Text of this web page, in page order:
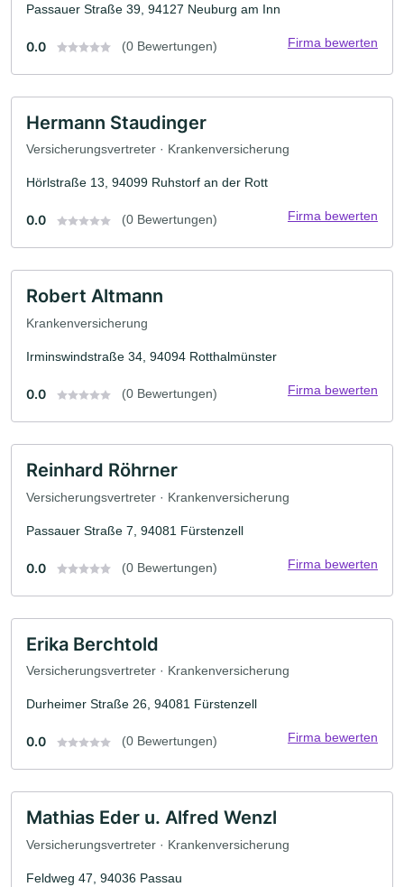
Passauer Straße 39, 94127 Neuburg am Inn
0.0 (0 Bewertungen) Firma bewerten
Hermann Staudinger
Versicherungsvertreter · Krankenversicherung
Hörlstraße 13, 94099 Ruhstorf an der Rott
0.0 (0 Bewertungen) Firma bewerten
Robert Altmann
Krankenversicherung
Irminswindstraße 34, 94094 Rotthalmünster
0.0 (0 Bewertungen) Firma bewerten
Reinhard Röhrner
Versicherungsvertreter · Krankenversicherung
Passauer Straße 7, 94081 Fürstenzell
0.0 (0 Bewertungen) Firma bewerten
Erika Berchtold
Versicherungsvertreter · Krankenversicherung
Durheimer Straße 26, 94081 Fürstenzell
0.0 (0 Bewertungen) Firma bewerten
Mathias Eder u. Alfred Wenzl
Versicherungsvertreter · Krankenversicherung
Feldweg 47, 94036 Passau